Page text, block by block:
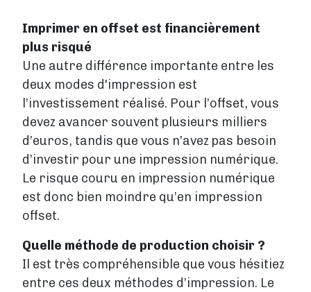
Imprimer en offset est financièrement
plus risqué
Une autre différence importante entre les
deux modes d'impression est
l’investissement réalisé. Pour l’offset, vous
devez avancer souvent plusieurs milliers
d’euros, tandis que vous n’avez pas besoin
d’investir pour une impression numérique.
Le risque couru en impression numérique
est donc bien moindre qu’en impression
offset.
Quelle méthode de production choisir ?
Il est très compréhensible que vous hésitiez
entre ces deux méthodes d’impression. Le